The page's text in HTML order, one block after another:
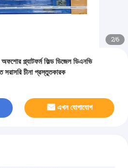
2/6
প্ল্যাটফর্ম ফিল্ড ডিজেল ডিএনভি
সরাসরি চীনা প্রস্তুতকারক
এখন যোগাযোগ